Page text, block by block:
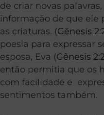
de criar novas
informação de que ele
as criaturas. (Gênesis
poesia para expressar
esposa, Eva (Gênesis
então permitia que os
com facilidade e
sentimentos também.